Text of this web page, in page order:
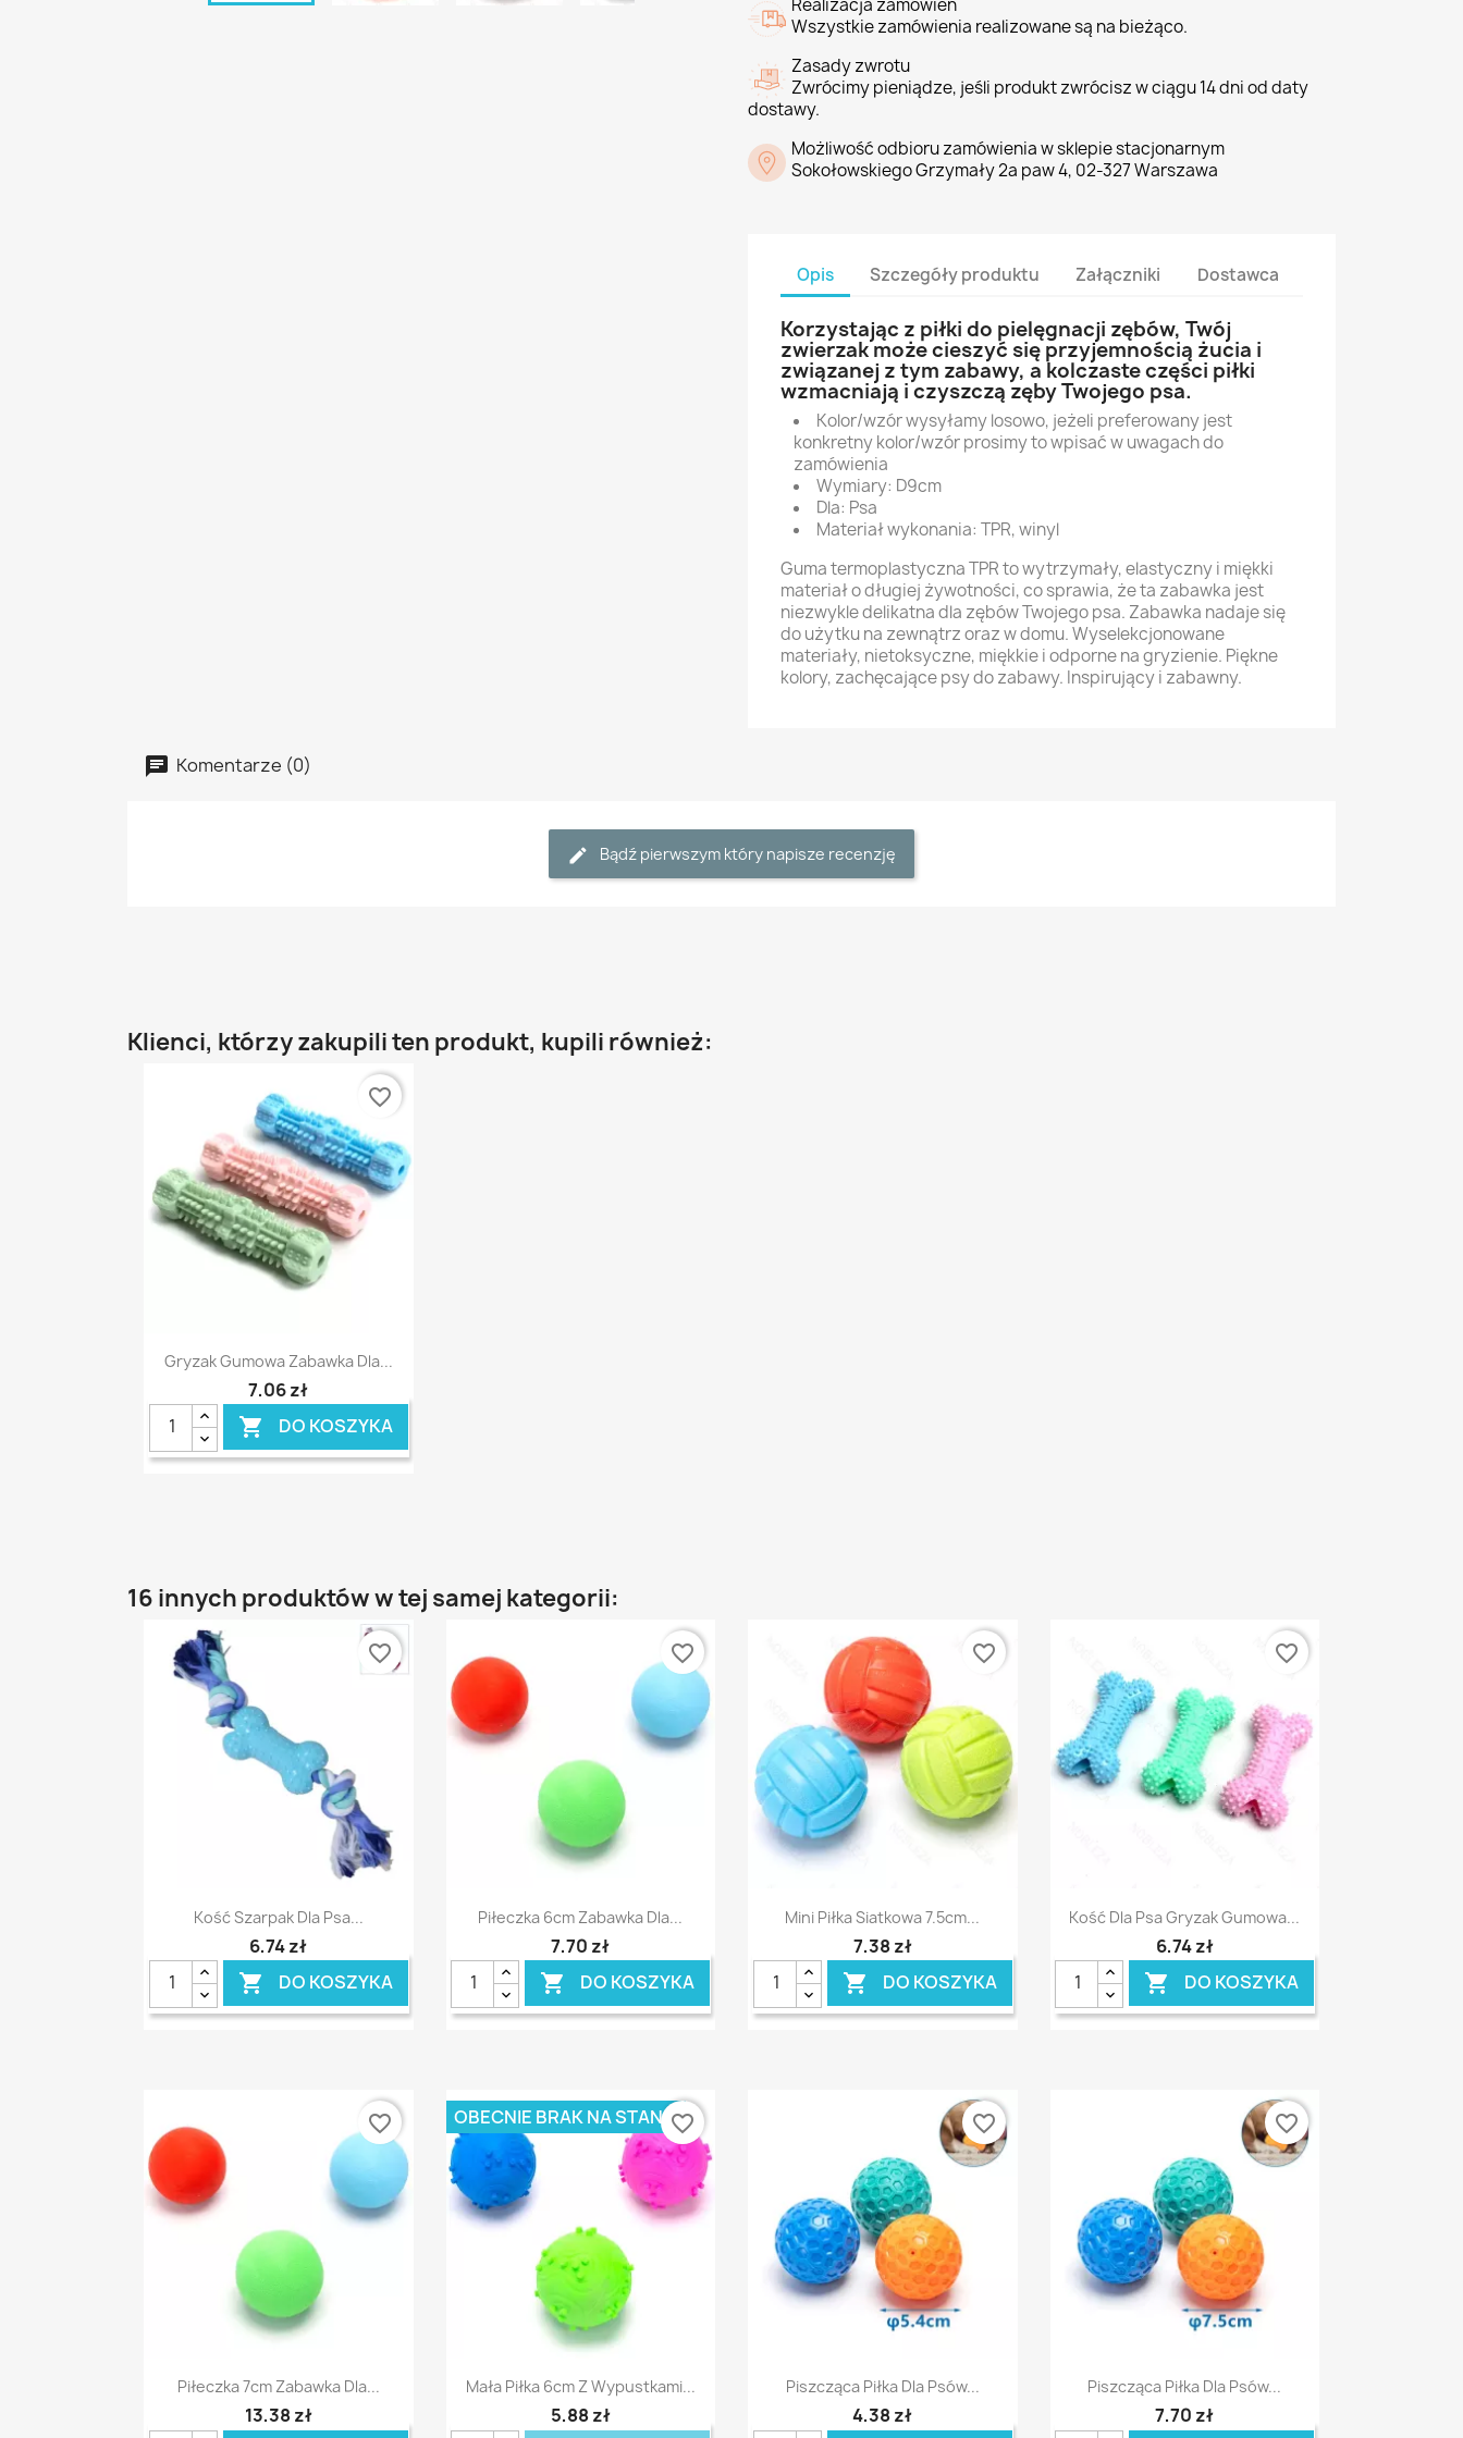
Realizacja zamówień
Wszystkie zamówienia realizowane są na bieżąco.
Zasady zwrotu
Zwrócimy pieniądze, jeśli produkt zwrócisz w ciągu 14 dni od daty
dostawy.
Możliwość odbioru zamówienia w sklepie stacjonarnym
Sokołowskiego Grzymały 2a paw 4, 02-327 Warszawa
Opis Szczegóły produktu Załączniki Dostawca
Korzystając z piłki do pielęgnacji zębów, Twój
zwierzak może cieszyć się przyjemnością żucia i
związanej z tym zabawy, a kolczaste części piłki
wzmacniają i czyszczą zęby Twojego psa.
Kolor/wzór wysyłamy losowo, jeżeli preferowany jest
konkretny kolor/wzór prosimy to wpisać w uwagach do
zamówienia
Wymiary: D9cm
Dla: Psa
Materiał wykonania: TPR, winyl
Guma termoplastyczna TPR to wytrzymały, elastyczny i miękki
materiał o długiej żywotności, co sprawia, że ta zabawka jest
niezwykle delikatna dla zębów Twojego psa. Zabawka nadaje się
do użytku na zewnątrz oraz w domu. Wyselekcjonowane
materiały, nietoksyczne, miękkie i odporne na gryzienie. Piękne
kolory, zachęcające psy do zabawy. Inspirujący i zabawny.
Komentarze (0)
Bądź pierwszym który napisze recenzję
Klienci, którzy zakupili ten produkt, kupili również:
Szybki podgląd
Gryzak Gumowa Zabawka Dla...
7,06 zł
 DO KOSZYKA
favorite_border
16 innych produktów w tej samej kategorii:
Szybki podgląd
Kość Szarpak Dla Psa...
6,74 zł
 DO KOSZYKA
favorite_border
Szybki podgląd
Piłeczka 6cm Zabawka Dla...
7,70 zł
 DO KOSZYKA
favorite_border
Szybki podgląd
Mini Piłka Siatkowa 7.5cm...
7,38 zł
 DO KOSZYKA
favorite_border
Szybki podgląd
Kość Dla Psa Gryzak Gumowa...
6,74 zł
 DO KOSZYKA
favorite_border
Szybki podgląd
Piłeczka 7cm Zabawka Dla...
13,38 zł
favorite_border
Szybki podgląd
Mała Piłka 6cm Z Wypustkami...
5,88 zł
OBECNIE BRAK NA STANIEfavorite_border
Szybki podgląd
Piszcząca Piłka Dla Psów...
4,38 zł
favorite_border
Szybki podgląd
Piszcząca Piłka Dla Psów...
7,70 zł
favorite_border